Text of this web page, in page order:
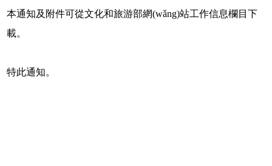
本通知及附件可從文化和旅游部網(wǎng)站工作信息欄目下
載。
特此通知。